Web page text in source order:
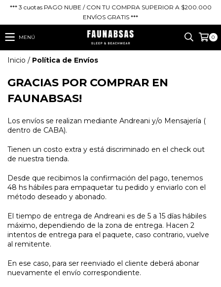
*** 3 cuotas PAGO NUBE / CON TU COMPRA SUPERIOR A $200.000
ENVÍOS GRATIS ***
MENÚ 0
Inicio / Política de Envíos
GRACIAS POR COMPRAR EN
FAUNABSAS!
Los envíos se realizan mediante Andreani y/o Mensajería (
dentro de CABA).
Tienen un costo extra y está discriminado en el check out
de nuestra tienda.
Desde que recibimos la confirmación del pago, tenemos
48 hs hábiles para empaquetar tu pedido y enviarlo con el
método deseado y abonado.
El tiempo de entrega de Andreani es de 5 a 15 días hábiles
máximo, dependiendo de la zona de entrega. Hacen 2
intentos de entrega para el paquete, caso contrario, vuelve
al remitente.
En ese caso, para ser reenviado el cliente deberá abonar
nuevamente el envío correspondiente.